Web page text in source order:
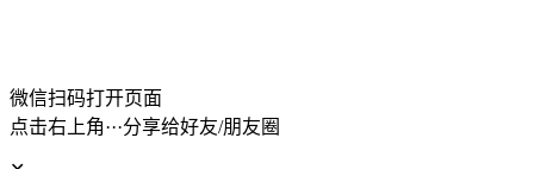
微信扫码打开页面
点击右上角···分享给好友/朋友圈